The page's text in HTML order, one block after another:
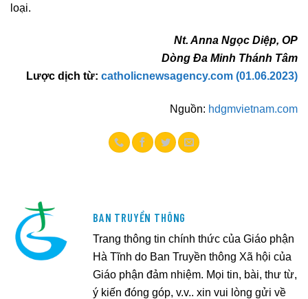
loại.
Nt. Anna Ngọc Diệp, OP
Dòng Đa Minh Thánh Tâm
Lược dịch từ: catholicnewsagency.com (01.06.2023)
Nguồn: hdgmvietnam.com
BAN TRUYỀN THÔNG
Trang thông tin chính thức của Giáo phận
Hà Tĩnh do Ban Truyền thông Xã hội của
Giáo phận đảm nhiệm. Mọi tin, bài, thư từ,
ý kiến đóng góp, v.v.. xin vui lòng gửi về